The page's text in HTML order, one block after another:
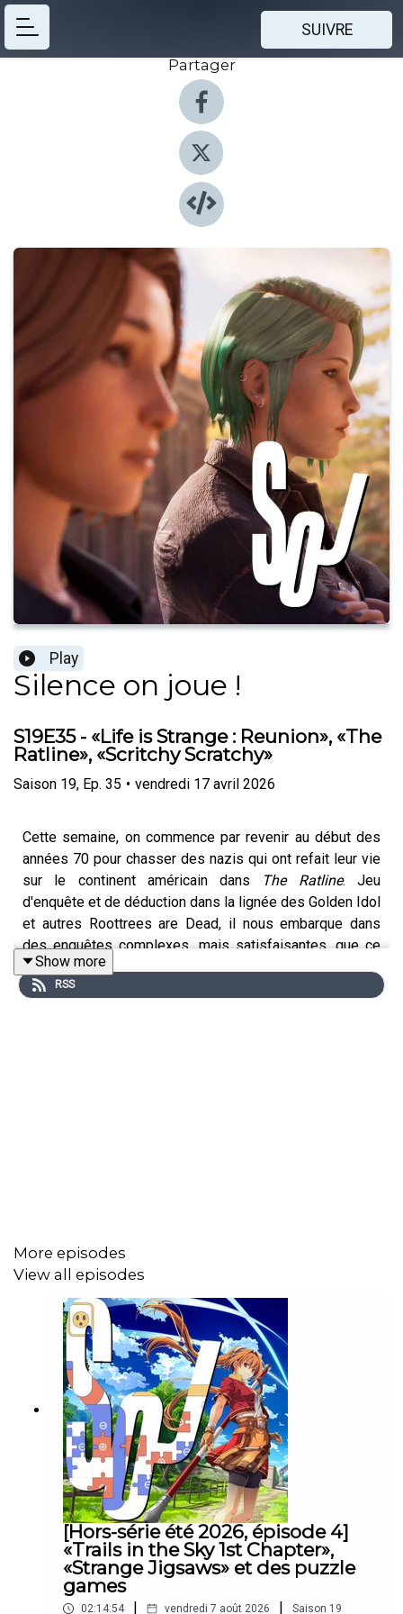
SUIVRE
Partager
Play
Silence on joue !
S19E35 - «Life is Strange : Reunion», «The
Ratline», «Scritchy Scratchy»
Saison 19, Ep. 35 • vendredi 17 avril 2026
Cette semaine, on commence par revenir au début des
années 70 pour chasser des nazis qui ont refait leur vie
sur le continent américain dans
The Ratline. Jeu
d'enquête et de déduction dans la lignée des Golden Idol
et autres Roottrees are Dead, il nous embarque dans
des enquêtes complexes, mais satisfaisantes, que ce
soit sur le fond ou sur la forme. On continue avec les
retrouvailles de Max et Chloé dans
Chapitres :
0:00 Intro
2:07 Les news
17:19 Le com des coms
20:58 The Ratline
40:25 La chronique jeux de société : Fourmis
46:11 Life is Strange Reunion
1:30:27 La minute culturelle
1:34:23 Scritchy Scratchy
Show more
RSS
More episodes
View all episodes
[Hors-série été 2026, épisode 4]
«Trails in the Sky 1st Chapter»,
«Strange Jigsaws» et des puzzle
games
02:14:54 vendredi 7 août 2026 Saison 19